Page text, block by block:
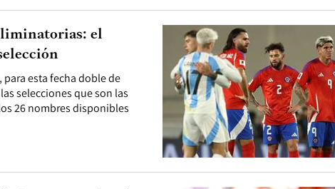
para esta fecha doble de
selecciones que son las
26 nombres disponibles
el